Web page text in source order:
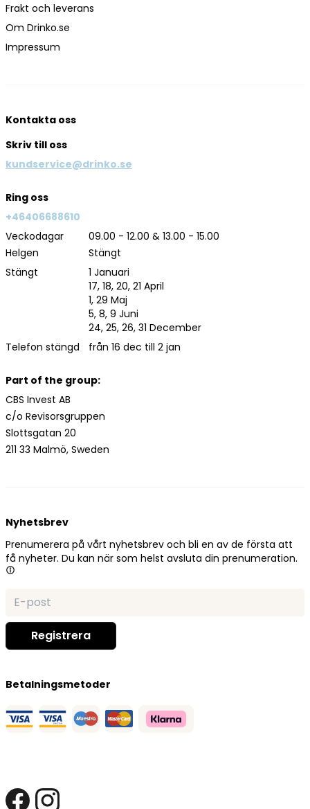
Frakt och leverans
Om Drinko.se
Impressum
Kontakta oss
Skriv till oss
kundservice@drinko.se
Ring oss
+46406688610
Veckodagar
09.00 - 12.00 & 13.00 - 15.00
Helgen
Stängt
Stängt
Telefon stängd
1 Januari
17, 18, 20, 21 April
1, 29 Maj
5, 8, 9 Juni
24, 25, 26, 31 December
från 16 dec till 2 jan
Part of the group:
CBS Invest AB
c/o Revisorsgruppen
Slottsgatan 20
211 33 Malmö, Sweden
Nyhetsbrev
Prenumerera på vårt nyhetsbrev och bli en av de första att
få nyheter. Du kan när som helst avsluta din prenumeration.
Betalningsmetoder